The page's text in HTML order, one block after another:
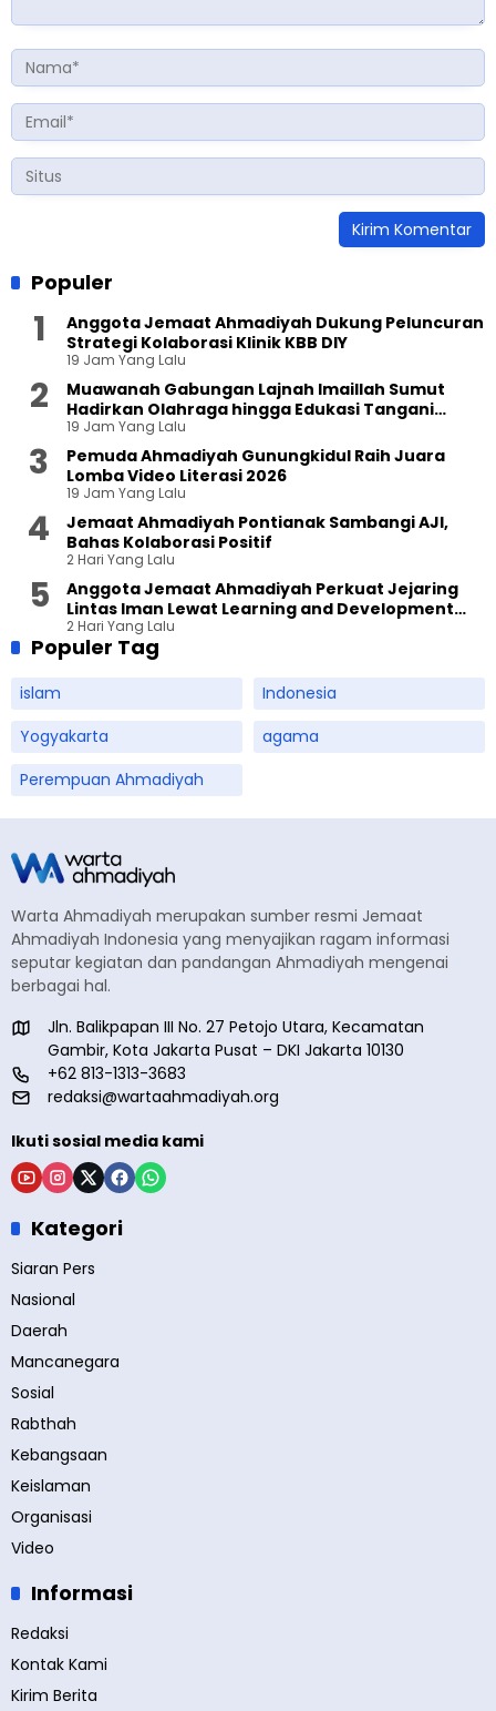
Populer
Anggota Jemaat Ahmadiyah Dukung Peluncuran
Strategi Kolaborasi Klinik KBB DIY
19 Jam Yang Lalu
Muawanah Gabungan Lajnah Imaillah Sumut
Hadirkan Olahraga hingga Edukasi Tangani
Sampah
19 Jam Yang Lalu
Pemuda Ahmadiyah Gunungkidul Raih Juara
Lomba Video Literasi 2026
19 Jam Yang Lalu
Jemaat Ahmadiyah Pontianak Sambangi AJI,
Bahas Kolaborasi Positif
2 Hari Yang Lalu
Anggota Jemaat Ahmadiyah Perkuat Jejaring
Lintas Iman Lewat Learning and Development
Festival di Yogyakarta
2 Hari Yang Lalu
Populer Tag
islam
Indonesia
Yogyakarta
agama
Perempuan Ahmadiyah
Warta Ahmadiyah merupakan sumber resmi Jemaat
Ahmadiyah Indonesia yang menyajikan ragam informasi
seputar kegiatan dan pandangan Ahmadiyah mengenai
berbagai hal.
Jln. Balikpapan III No. 27 Petojo Utara, Kecamatan
Gambir, Kota Jakarta Pusat – DKI Jakarta 10130
+62 813-1313-3683
redaksi@wartaahmadiyah.org
Ikuti sosial media kami
Kategori
Siaran Pers
Nasional
Daerah
Mancanegara
Sosial
Rabthah
Kebangsaan
Keislaman
Organisasi
Video
Informasi
Redaksi
Kontak Kami
Kirim Berita